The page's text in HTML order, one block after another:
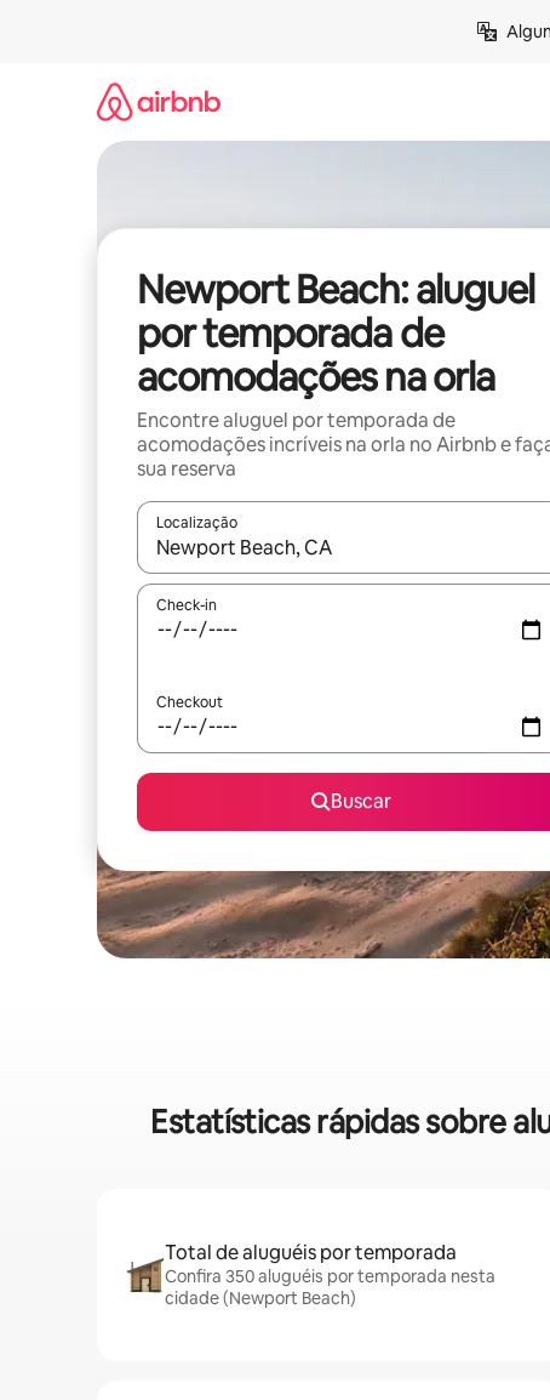
Newport Beach: aluguel
por temporada de
acomodações na orla
Encontre aluguel por temporada de
acomodações incríveis na orla no Airbnb e
sua reserva
Localização
Quando os resultados estiverem disponíveis,
Check-in
Checkout
Buscar
Estatísticas rápidas sobre
Total de aluguéis por temporada
Confira 350 aluguéis por temporada nesta
cidade (Newport Beach)